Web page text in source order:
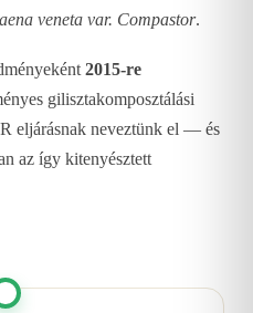
veneta var. Compastor.
2015-re
gilisztakomposztálási
eljárásnak neveztünk el — és
az így kitenyésztett